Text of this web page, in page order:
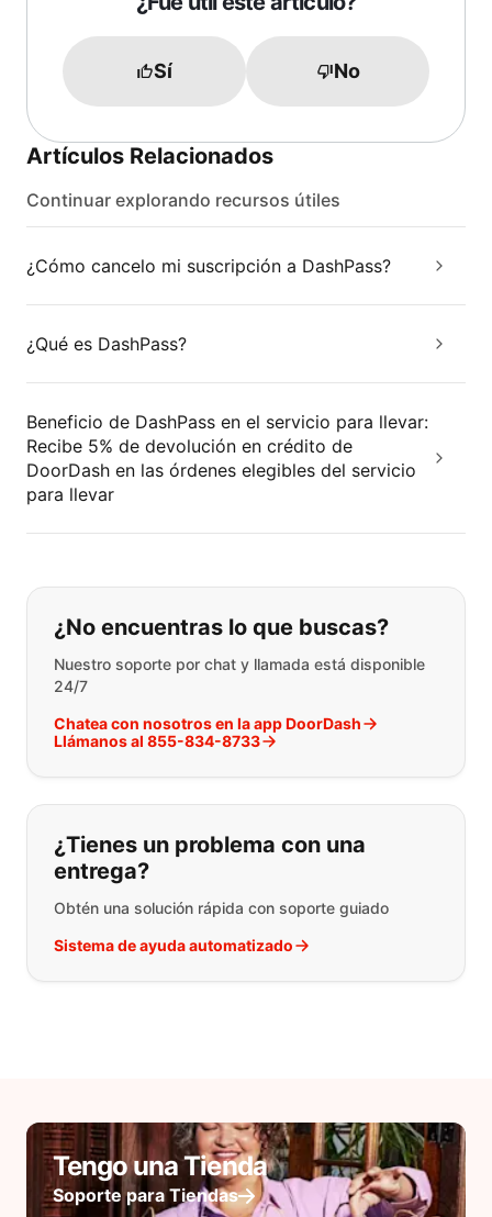
Sí No
Artículos Relacionados
Continuar explorando recursos útiles
¿Cómo cancelo mi suscripción a DashPass?
¿Qué es DashPass?
Beneficio de DashPass en el servicio para llevar:
Recibe 5% de devolución en crédito de
DoorDash en las órdenes elegibles del servicio
para llevar
Si no puede encontrar lo que está
¿No encuentras lo que buscas?
Nuestro soporte por chat y llamada está disponible
24/7
Chatea con nosotros en la app DoorDash
Llámanos al 855-834-8733
¿Tienes un problema con una
entrega?
Obtén una solución rápida con soporte guiado
Sistema de ayuda automatizado
Tengo una Tienda
Soporte para Tiendas